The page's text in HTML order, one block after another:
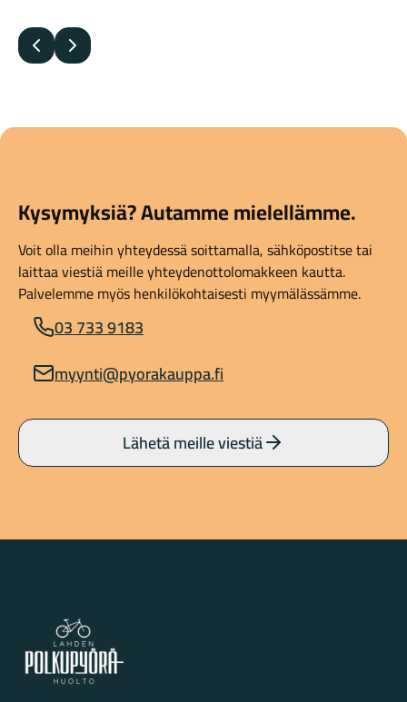
Edellinen
Seuraava
Kysymyksiä? Autamme mielellämme.
Voit olla meihin yhteydessä soittamalla, sähköpostitse tai
laittaa viestiä meille yhteydenottolomakkeen kautta.
Palvelemme myös henkilökohtaisesti myymälässämme.
03 733 9183
myynti@pyorakauppa.fi
Lähetä meille viestiä
Lahden Polkupyörähuolto - etusivulle